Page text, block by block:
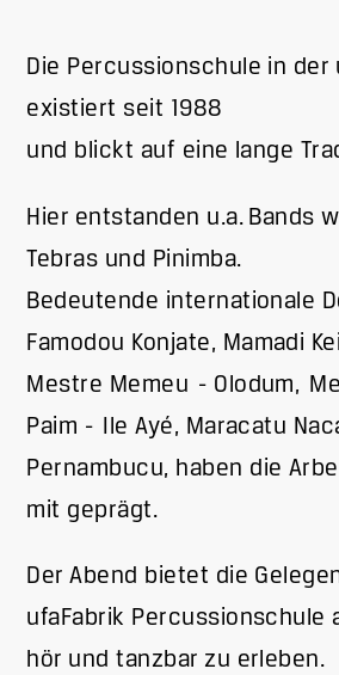
Die Percussionschule in der
existiert seit 1988
und blickt auf eine lange
Hier entstanden u.a. Bands
Tebras und Pinimba.
Bedeutende internationale
Famodou Konjate, Mamadi
Mestre Memeu - Olodum,
Paim - Ile Ayé, Maracatu
Pernambucu, haben die
mit geprägt.
Der Abend bietet die
ufaFabrik Percussionschule
hör und tanzbar zu erleben.